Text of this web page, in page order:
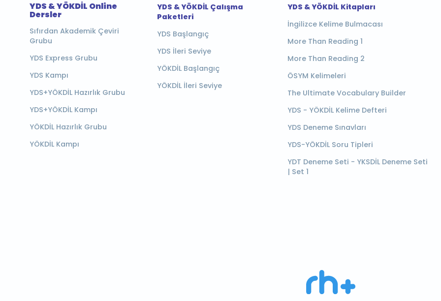
YDS & YÖKDİL Online
Dersler
Sıfırdan Akademik Çeviri
Grubu
YDS Express Grubu
YDS Kampı
YDS+YÖKDİL Hazırlık Grubu
YDS+YÖKDİL Kampı
YÖKDİL Hazırlık Grubu
YÖKDİL Kampı
YDS & YÖKDİL Çalışma
Paketleri
YDS Başlangıç
YDS İleri Seviye
YÖKDİL Başlangıç
YÖKDİL İleri Seviye
YDS & YÖKDİL Kitapları
İngilizce Kelime Bulmacası
More Than Reading 1
More Than Reading 2
ÖSYM Kelimeleri
The Ultimate Vocabulary Builder
YDS - YÖKDİL Kelime Defteri
YDS Deneme Sınavları
YDS-YÖKDİL Soru Tipleri
YDT Deneme Seti - YKSDİL Deneme Seti
| Set 1